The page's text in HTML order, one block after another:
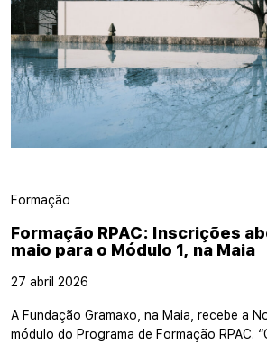
Formação
Formação RPAC: Inscrições
maio para o Módulo 1, na Maia
27 abril 2026
A Fundação Gramaxo, na Maia, recebe a
módulo do Programa de Formação RPAC.